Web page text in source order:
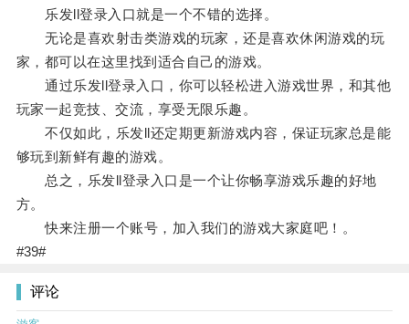
乐发ll登录入口就是一个不错的选择。
无论是喜欢射击类游戏的玩家，还是喜欢休闲游戏的玩
家，都可以在这里找到适合自己的游戏。
通过乐发ll登录入口，你可以轻松进入游戏世界，和其他
玩家一起竞技、交流，享受无限乐趣。
不仅如此，乐发ll还定期更新游戏内容，保证玩家总是能
够玩到新鲜有趣的游戏。
总之，乐发ll登录入口是一个让你畅享游戏乐趣的好地
方。
快来注册一个账号，加入我们的游戏大家庭吧！。
#39#
评论